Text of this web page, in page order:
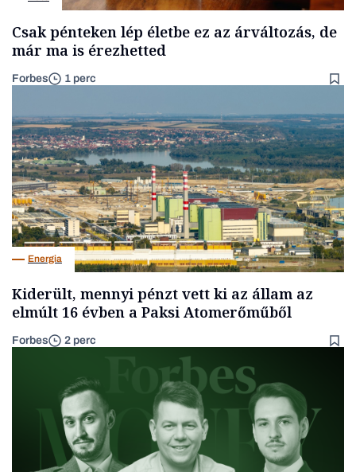
Csak pénteken lép életbe ez az árváltozás, de
már ma is érezhetted
Forbes 1 perc
Energia
Kiderült, mennyi pénzt vett ki az állam az
elmúlt 16 évben a Paksi Atomerőműből
Forbes 2 perc